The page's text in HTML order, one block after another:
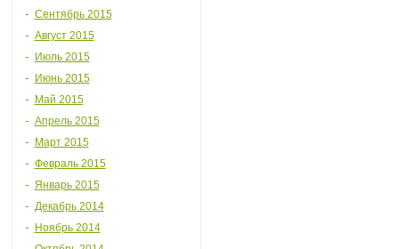
Сентябрь 2015
Август 2015
Июль 2015
Июнь 2015
Май 2015
Апрель 2015
Март 2015
Февраль 2015
Январь 2015
Декабрь 2014
Ноябрь 2014